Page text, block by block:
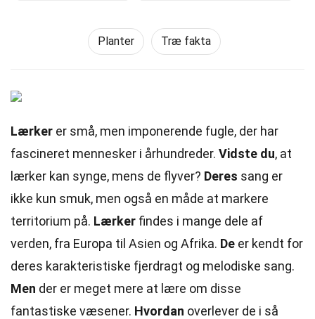
Planter Træ fakta
Lærker er små, men imponerende fugle, der har
fascineret mennesker i århundreder. Vidste du, at
lærker kan synge, mens de flyver? Deres sang er
ikke kun smuk, men også en måde at markere
territorium på. Lærker findes i mange dele af
verden, fra Europa til Asien og Afrika. De er kendt for
deres karakteristiske fjerdragt og melodiske sang.
Men der er meget mere at lære om disse
fantastiske væsener. Hvordan overlever de i så